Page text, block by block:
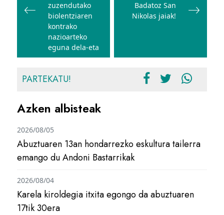
zuzendutako
biolentziaren
kontrako
nazioarteko
eguna dela-eta
Badatoz San
Nikolas jaiak!
PARTEKATU!
Azken albisteak
Abuztuaren 13an hondarrezko eskultura tailerra
emango du Andoni Bastarrikak
2026/08/05
Karela kiroldegia itxita egongo da abuztuaren
17tik 30era
2026/08/04